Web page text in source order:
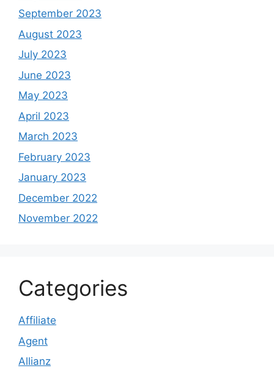
September 2023
August 2023
July 2023
June 2023
May 2023
April 2023
March 2023
February 2023
January 2023
December 2022
November 2022
Categories
Affiliate
Agent
Allianz